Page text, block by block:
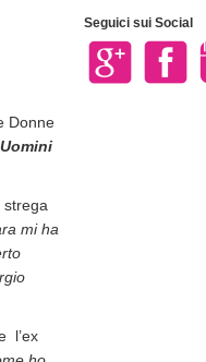
Donne
Uomini
strega
mi ha
l’ex
Seguici sui Social